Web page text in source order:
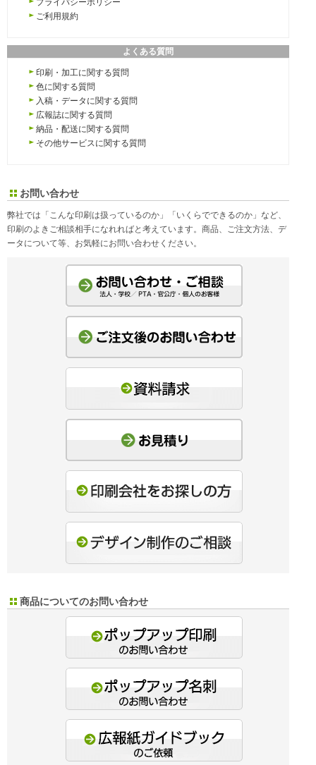
プライバシーポリシー
ご利用規約
よくある質問
印刷・加工に関する質問
色に関する質問
入稿・データに関する質問
広報誌に関する質問
納品・配送に関する質問
その他サービスに関する質問
お問い合わせ
弊社では「こんな印刷は扱っているのか」「いくらでできるのか」など、
印刷のよきご相談相手になれればと考えています。商品、ご注文方法、デ
ータについて等、お気軽にお問い合わせください。
商品についてのお問い合わせ